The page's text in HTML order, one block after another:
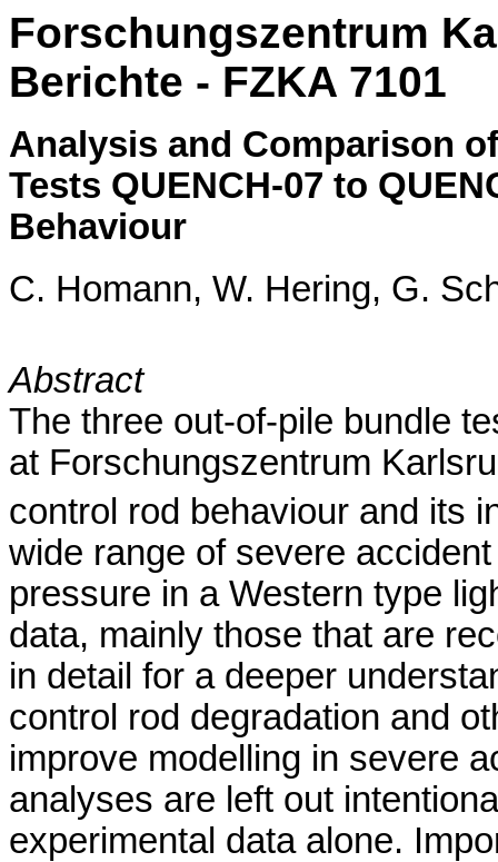
Forschungszentrum
Berichte - FZKA 7101
Analysis and Comparison
Tests QUENCH-07 to
Behaviour
C. Homann, W. Hering, G.
Abstract
The three out-of-pile bundle
at Forschungszentrum
control rod behaviour and its
wide range of severe
pressure in a Western type
data, mainly those that are
in detail for a deeper
control rod degradation and
improve modelling in severe
analyses are left out
experimental data alone.